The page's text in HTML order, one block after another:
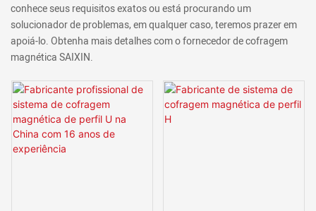
conhece seus requisitos exatos ou está procurando um
solucionador de problemas, em qualquer caso, teremos prazer em
apoiá-lo. Obtenha mais detalhes com o fornecedor de cofragem
magnética SAIXIN.